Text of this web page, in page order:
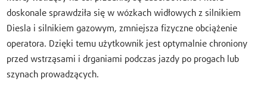
doskonale sprawdziła się w wózkach widłowych z silnikiem
Diesla i silnikiem gazowym, zmniejsza fizyczne obciążenie
operatora. Dzięki temu użytkownik jest optymalnie chroniony
przed wstrząsami i drganiami podczas jazdy po progach lub
szynach prowadzących.